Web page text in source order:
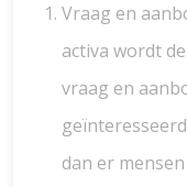
Vraag en
activa wordt
vraag en
dan er